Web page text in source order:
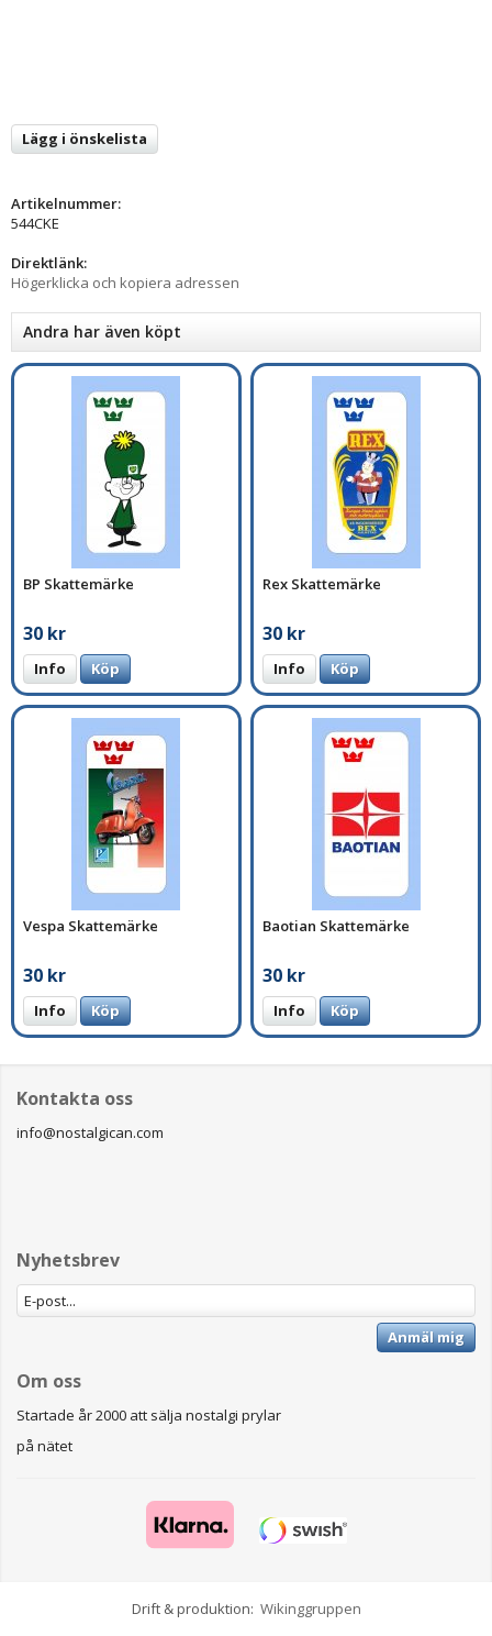
Lägg i önskelista
Artikelnummer:
544CKE
Direktlänk:
Högerklicka och kopiera adressen
Andra har även köpt
BP Skattemärke
30 kr
Info Köp
Rex Skattemärke
30 kr
Info Köp
Vespa Skattemärke
30 kr
Info Köp
Baotian Skattemärke
30 kr
Info Köp
Kontakta oss
info@nostalgican.com
Nyhetsbrev
Anmäl mig
Om oss
Startade år 2000 att sälja nostalgi prylar
på nätet
Drift & produktion: Wikinggruppen